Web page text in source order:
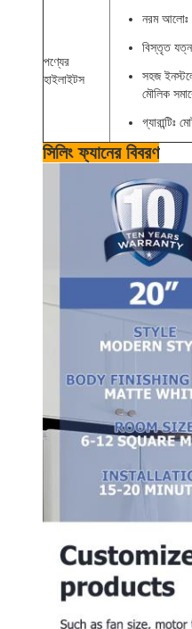
পণ্যের
হাইলাইটস
নরম আলোঃ
বিস্তৃত
সহজ
মৌলিক
সিলিং ফ্যানের বিবরণ